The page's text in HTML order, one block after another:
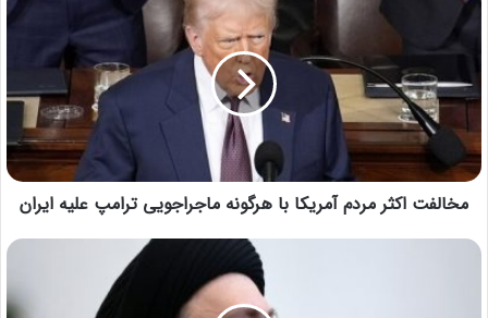
مخالفت اکثر مردم آمریکا با هرگونه ماجراجویی ترامپ علیه ایران